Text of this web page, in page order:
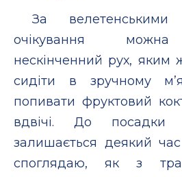
За
очікування можна
нескінченний рух, яким
сидіти в зручному
попивати фруктовий
вдвічі. До
залишається деякий
споглядаю, як з